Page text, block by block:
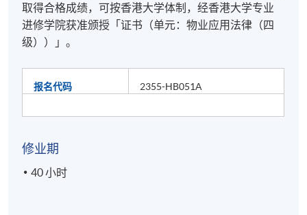
取得合格成绩，可按香港大学体制，经香港大学专业
进修学院获准颁授「证书（单元：物业应用法律（四
级））
」。
报名代码 2355-HB051A
修业期
40 小时